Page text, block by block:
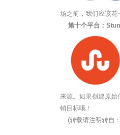
场之前，我们应该花
第十个平台：
来源。如果创建原始
销目标哦！
(转载请注明转自：